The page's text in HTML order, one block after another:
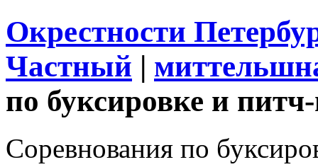
Окрестности
Частный |
по буксировке и
Соревнования по